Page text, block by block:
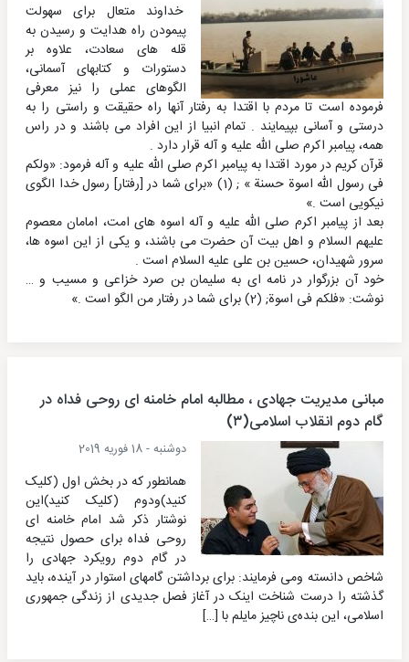
خداوند متعال برای سهولت
پیمودن راه هدایت و رسیدن به
قله های سعادت، علاوه بر
دستورات و کتابهای آسمانی،
الگوهای عملی را نیز معرفی
فرموده است تا مردم با اقتدا به رفتار آنها راه حقیقت و راستی را به
درستی و آسانی بپیمایند . تمام انبیا از این افراد می باشند و در راس
همه، پیامبر اکرم صلی الله علیه و آله قرار دارد .
قرآن کریم در مورد اقتدا به پیامبر اکرم صلی الله علیه و آله فرمود: «ولکم
فی رسول الله اسوة حسنة » ; (1) «برای شما در [رفتار] رسول خدا الگوی
نیکویی است .»
بعد از پیامبر اکرم صلی الله علیه و آله اسوه های امت، امامان معصوم
علیهم السلام و اهل بیت آن حضرت می باشند، و یکی از این اسوه ها،
سرور شهیدان، حسین بن علی علیه السلام است .
خود آن بزرگوار در نامه ای به سلیمان بن صرد خزاعی و مسیب و …
نوشت: «فلکم فی اسوة; (2) برای شما در رفتار من الگو است .»
مبانی مدیریت جهادی ، مطالبه امام خامنه ای روحی فداه در
گام دوم انقلاب اسلامی(۳)
دوشنبه - 18 فوریه 2019
همانطور که در بخش اول (کلیک
کنید)ودوم (کلیک کنید)این
نوشتار ذکر شد امام خامنه ای
روحی فداه برای حصول نتیجه
در گام دوم رویکرد جهادی را
شاخص دانسته ومی فرمایند: برای برداشتن گامهای استوار در آینده، باید
گذشته را درست شناخت اینک در آغاز فصل جدیدی از زندگی جمهوری
اسلامی، این بنده‌ی ناچیز مایلم با […]